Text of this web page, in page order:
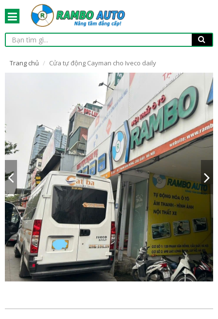
Trang chủ Cửa tự động Cayman cho Iveco daily